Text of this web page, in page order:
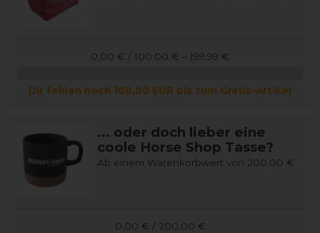
0,00 € / 100,00 € – 199,99 €
Dir fehlen noch 100,00 EUR bis zum Gratis-Artikel
... oder doch lieber eine
coole Horse Shop Tasse?
Ab einem Warenkorbwert von 200,00 €
0,00 € / 200,00 €